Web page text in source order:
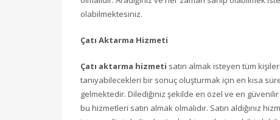
olabilmektesiniz.
Çatı Aktarma Hizmeti
Çatı aktarma hizmeti satın almak isteyen tüm
tanıyabilecekleri bir sonuç oluşturmak için en kısa
gelmektedir. Dilediğiniz şekilde en özel ve en
bu hizmetleri satın almak olmalıdır. Satın aldığınız